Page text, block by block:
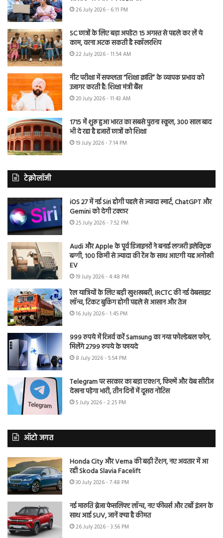
26 July 2026 - 6:11 PM
SC छात्रों के लिए बड़ा अपडेट! 15 अगस्त से पहले कर लें ये
काम, वरना अटक सकती है स्कॉलरशिप
22 July 2026 - 11:54 AM
नीट परीक्षा में सफलता “शिक्षा क्रांति” के व्यापक प्रभाव को
उजागर करती है: शिक्षा मंत्री बैंस
20 July 2026 - 11:43 AM
1715 में शुरू हुआ भारत का सबसे पुराना स्कूल, 300 साल बाद
भी दे रहा है हजारों छात्रों को शिक्षा
19 July 2026 - 7:14 PM
टेक्नोलॉजी
iOS 27 में नई Siri होगी पहले से ज्यादा स्मार्ट, ChatGPT और
Gemini को देगी टक्कर
25 July 2026 - 7:52 PM
Audi और Apple के पूर्व डिजाइनरों ने बनाई लग्जरी इलेक्ट्रिक
बग्गी, 100 किमी से ज्यादा की रेंज के साथ आएगी यह अनोखी
EV
19 July 2026 - 4:48 PM
रेल यात्रियों के लिए बड़ी खुशखबरी, IRCTC की नई वेबसाइट
लॉन्च, टिकट बुकिंग होगी पहले से आसान और तेज
16 July 2026 - 1:45 PM
999 रुपये में रिजर्व करें Samsung का नया फोल्डेबल फोन,
मिलेंगे 2799 रुपये के फायदे
8 July 2026 - 5:54 PM
Telegram पर सरकार का बड़ा एक्शन, फिल्में और वेब सीरीज
देखना पड़ेगा भारी, तीन दिनों में दूसरा नोटिस
5 July 2026 - 2:25 PM
ऑटो जगत
Honda City और Verna की बढ़ी टेंशन, नए अवतार में आ
रही Skoda Slavia Facelift
30 July 2026 - 7:48 PM
नई मारुति ब्रेजा फेसलिफ्ट लॉन्च, नए फीचर्स और टर्बो इंजन के
साथ आई SUV, जानें क्या है कीमत
26 July 2026 - 3:56 PM